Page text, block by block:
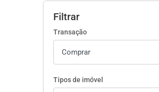
Filtrar
Transação
Tipos de imóvel